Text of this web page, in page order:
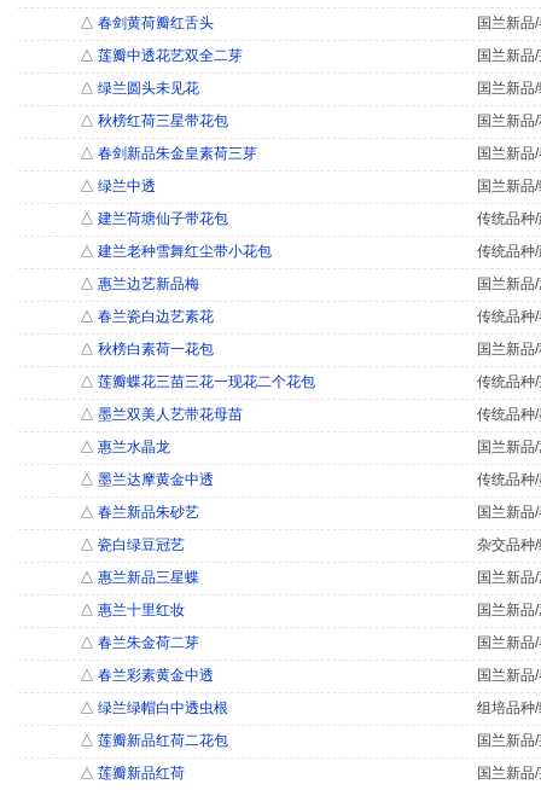
△ 春剑黄荷瓣红舌头
国兰新品
△ 莲瓣中透花艺双全二芽
国兰新品
△ 绿兰圆头未见花
国兰新品
△ 秋榜红荷三星带花包
国兰新品
△ 春剑新品朱金皇素荷三芽
国兰新品
△ 绿兰中透
国兰新品
△ 建兰荷塘仙子带花包
传统品种
△ 建兰老种雪舞红尘带小花包
传统品种
△ 惠兰边艺新品梅
国兰新品
△ 春兰瓷白边艺素花
传统品种
△ 秋榜白素荷一花包
国兰新品
△ 莲瓣蝶花三苗三花一现花二个花包
传统品种
△ 墨兰双美人艺带花母苗
传统品种
△ 惠兰水晶龙
国兰新品
△ 墨兰达摩黄金中透
传统品种
△ 春兰新品朱砂艺
国兰新品
△ 瓷白绿豆冠艺
杂交品种
△ 惠兰新品三星蝶
国兰新品
△ 惠兰十里红妆
国兰新品
△ 春兰朱金荷二芽
国兰新品
△ 春兰彩素黄金中透
国兰新品
△ 绿兰绿帽白中透虫根
组培品种
△ 莲瓣新品红荷二花包
国兰新品
△ 莲瓣新品红荷 国兰新品